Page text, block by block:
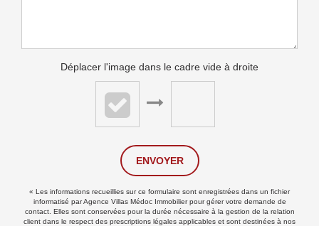
Déplacer l'image dans le cadre vide à droite
ENVOYER
« Les informations recueillies sur ce formulaire sont enregistrées dans un fichier
informatisé par Agence Villas Médoc Immobilier pour gérer votre demande de
contact. Elles sont conservées pour la durée nécessaire à la gestion de la relation
client dans le respect des prescriptions légales applicables et sont destinées à nos